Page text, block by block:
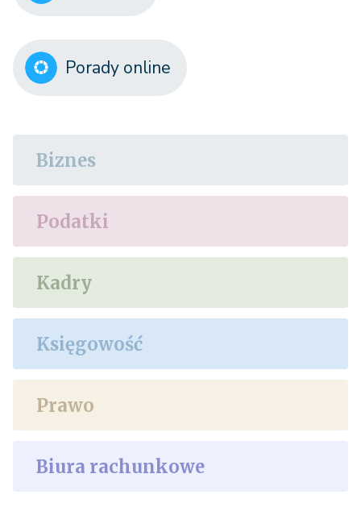
Porady online
Biznes
Podatki
Kadry
Księgowość
Prawo
Biura rachunkowe